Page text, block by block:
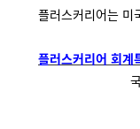
플러스커리어는 미
플러스커리어 회계